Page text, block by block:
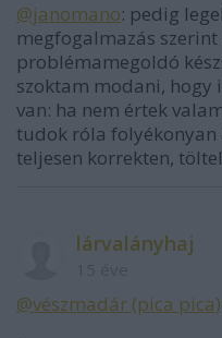
@janomano: pedig
megfogalmazás
problémamegoldó
szoktam modani, hogy
van: ha nem értek
tudok róla folyékonyan
teljesen korrekten,
lárvalányhaj
@vészmadár (pica pica)